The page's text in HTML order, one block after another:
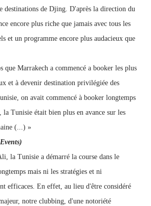
destinations de Djing. D'après la direction du
encore plus riche que jamais avec tous les
et un programme encore plus audacieux que
que Marrakech a commencé a booker les plus
et à devenir destination privilégiée des
on avait commencé à booker longtemps
Tunisie était bien plus en avance sur les
(...) »
la Tunisie a démarré la course dans le
mais ni les stratégies et ni
efficaces. En effet, au lieu d'être considéré
notre clubbing, d'une notoriété